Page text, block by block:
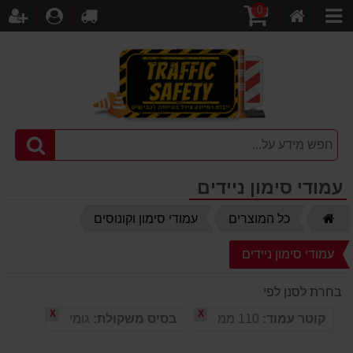
קטגוריות
קניות
0
לקופה
עמודי סימון ניידים
כל המוצרים עמודי סימון וקונוסים
עמודי סימון ניידים
בחרת לסנן לפי
קוטר עמוד:
X בסיס משקולת: גומי X